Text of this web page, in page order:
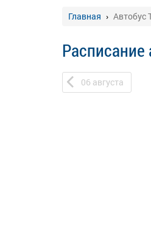
Главная Автобус
Расписание
06 августа